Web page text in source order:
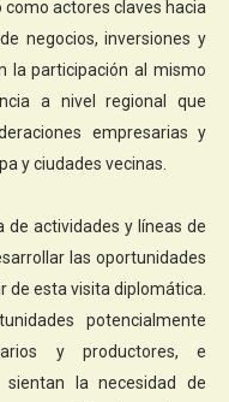
como actores claves hacia
negocios, inversiones y
la participación al mismo
a nivel regional que
empresarias y
y ciudades vecinas.
de actividades y líneas de
las oportunidades
de esta visita diplomática.
potencialmente
y productores, e
la necesidad de